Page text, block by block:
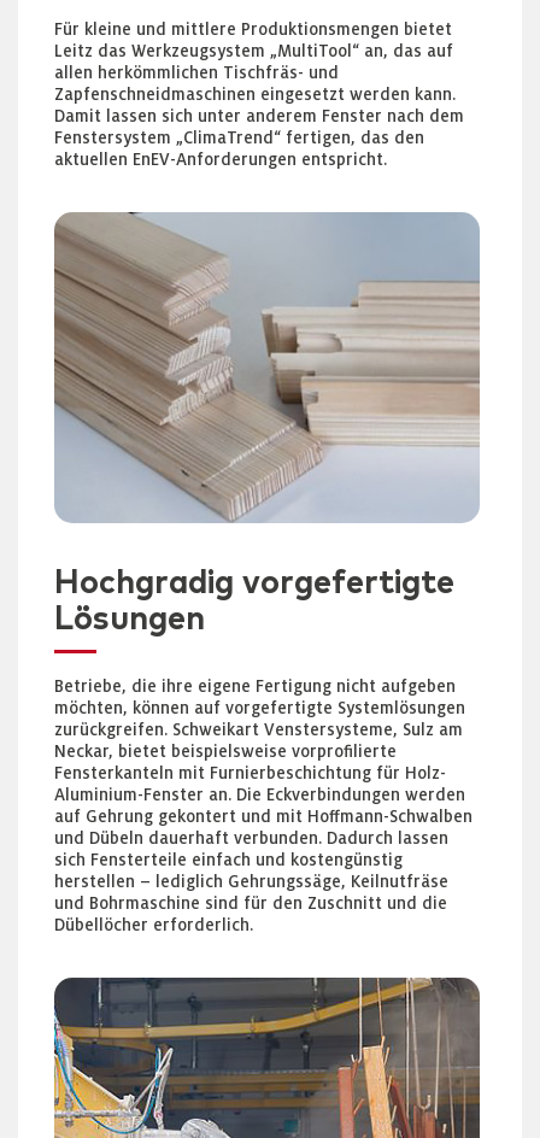
Für kleine und mittlere Produktionsmengen bietet
Leitz das Werkzeugsystem „MultiTool“ an, das auf
allen herkömmlichen Tischfräs- und
Zapfenschneidmaschinen eingesetzt werden kann.
Damit lassen sich unter anderem Fenster nach dem
Fenstersystem „ClimaTrend“ fertigen, das den
aktuellen EnEV-Anforderungen entspricht.
Hochgradig vorgefertigte
Lösungen
Betriebe, die ihre eigene Fertigung nicht aufgeben
möchten, können auf vorgefertigte Systemlösungen
zurückgreifen. Schweikart Venstersysteme, Sulz am
Neckar, bietet beispielsweise vorprofilierte
Fensterkanteln mit Furnierbeschichtung für Holz-
Aluminium-Fenster an. Die Eckverbindungen werden
auf Gehrung gekontert und mit Hoffmann-Schwalben
und Dübeln dauerhaft verbunden. Dadurch lassen
sich Fensterteile einfach und kostengünstig
herstellen – lediglich Gehrungssäge, Keilnutfräse
und Bohrmaschine sind für den Zuschnitt und die
Dübellöcher erforderlich.